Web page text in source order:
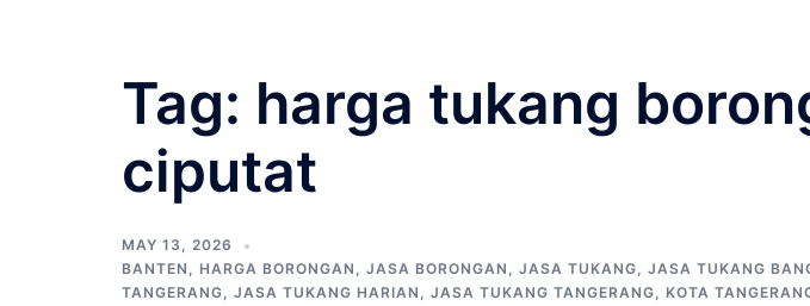
Tag: harga tukang
ciputat
MAY 13, 2026
BANTEN , HARGA BORONGAN , JASA BORONGAN , JASA TUKANG, JASA TUKANG
TANGERANG, JASA TUKANG HARIAN , JASA TUKANG TANGERANG, KOTA